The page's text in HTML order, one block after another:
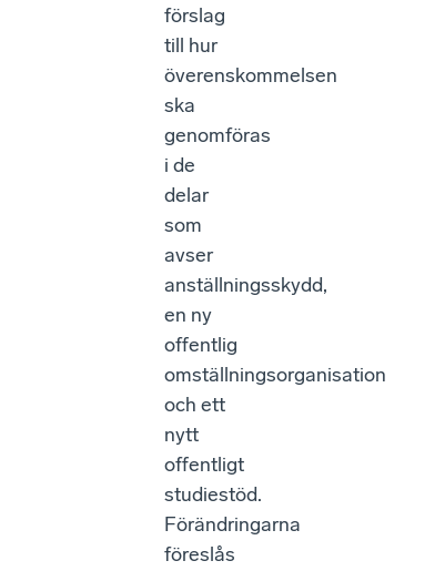
förslag
till hur
överenskommelsen
ska
genomföras
i de
delar
som
avser
anställningsskydd,
en ny
offentlig
omställningsorganisation
och ett
nytt
offentligt
studiestöd.
Förändringarna
föreslås